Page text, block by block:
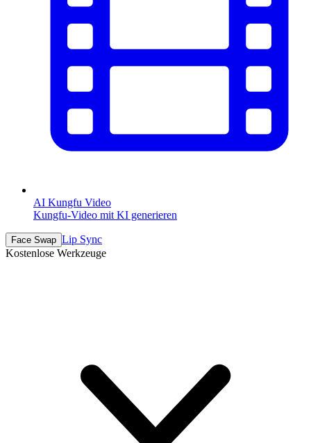
AI Kungfu Video
Kungfu-Video mit KI generieren
Face Swap Lip Sync
Kostenlose Werkzeuge